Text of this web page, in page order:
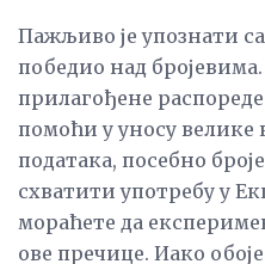
Пажљиво је упознати
победио над
прилагођене
помоћи у уносу
података, посебно
схватити употребу у
мораћете да
ове пречице. Иако